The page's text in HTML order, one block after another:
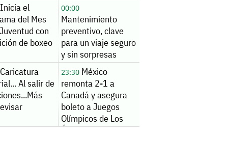
Inicia el
del Mes
con
de boxeo
00:00
Mantenimiento
preventivo, clave
para un viaje seguro
y sin sorpresas
Caricatura
Al salir de
23:30México
remonta 2-1 a
Canadá y asegura
boleto a Juegos
Olímpicos de Los
Ángeles 2028